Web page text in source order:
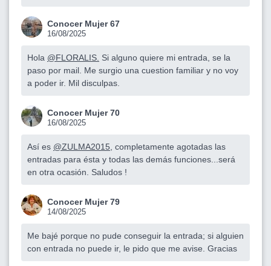
Conocer Mujer 67
16/08/2025
Hola @FLORALIS. Si alguno quiere mi entrada, se la
paso por mail. Me surgio una cuestion familiar y no voy
a poder ir. Mil disculpas.
Conocer Mujer 70
16/08/2025
Así es @ZULMA2015 , completamente agotadas las
entradas para ésta y todas las demás funciones...será
en otra ocasión. Saludos !
Conocer Mujer 79
14/08/2025
Me bajé porque no pude conseguir la entrada; si alguien
con entrada no puede ir, le pido que me avise. Gracias